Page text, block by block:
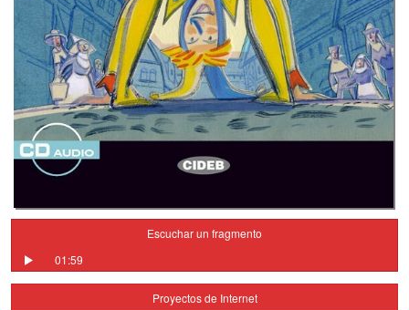
Escuchar un fragmento
01:59
Proyectos de Internet